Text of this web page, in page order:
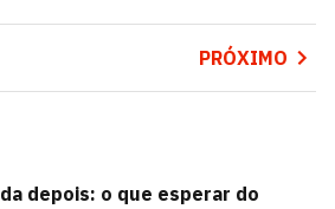
PRÓXIMO
depois: o que esperar do